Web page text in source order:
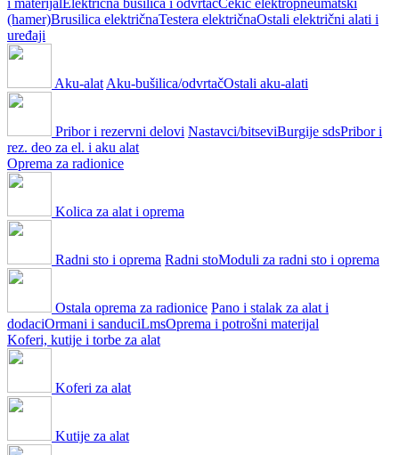
(hamer)Brusilica električnaTestera električnaOstali električni alati i
uređaji
Aku-alat Aku-bušilica/odvrtačOstali aku-alati
Pribor i rezervni delovi Nastavci/bitseviBurgije sdsPribor i
rez. deo za el. i aku alat
Oprema za radionice
Kolica za alat i oprema
Radni sto i oprema Radni stoModuli za radni sto i oprema
Ostala oprema za radionice Pano i stalak za alat i
dodaciOrmani i sanduciLmsOprema i potrošni materijal
Koferi, kutije i torbe za alat
Koferi za alat
Kutije za alat